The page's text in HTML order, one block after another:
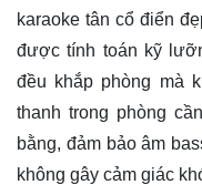
karaoke tân cổ điển
được tính toán kỹ
đều khắp phòng mà
thanh trong phòng
bằng, đảm bảo âm
không gây cảm giác